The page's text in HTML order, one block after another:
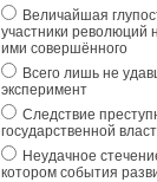
Величайшая
участники революций
ими совершённого
Всего лишь не
эксперимент
Следствие
государственной
Неудачное
котором события